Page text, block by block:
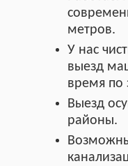
метров.
У нас
выезд
время по
Выезд
районы.